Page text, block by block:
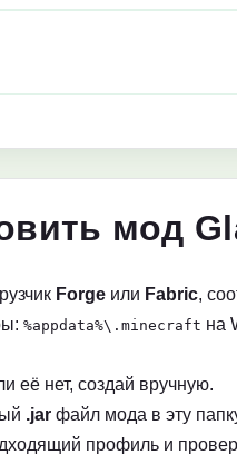
мод
Forge или Fabric,
%appdata%\.minecraft на
её нет, создай вручную.
.jar файл мода в эту
профиль и